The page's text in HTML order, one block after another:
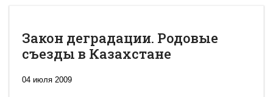
Закон деградации. Родовые
съезды в Казахстане
04 июля 2009